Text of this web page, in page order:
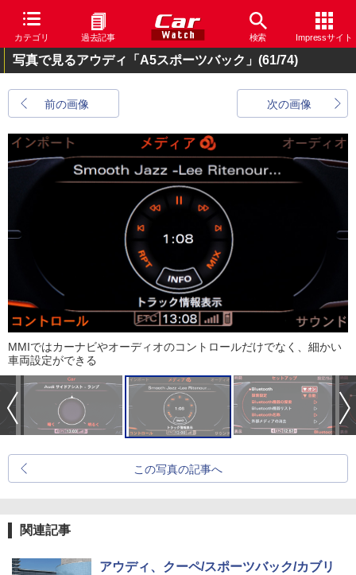
カテゴリ 過去記事 検索 Impressサイト
写真で見るアウディ「A5スポーツバック」 (61/74)
前の画像 次の画像
MMIではカーナビやオーディオのコントロールだけでなく、細かい
車両設定ができる
この写真の記事へ
関連記事
アウディ、クーペ/スポーツバック/カブリ